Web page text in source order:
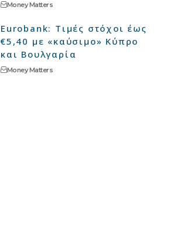
Money Matters
Eurobank: Τιμές στόχοι έως
€5,40 με «καύσιμο» Κύπρο
και Βουλγαρία
Money Matters